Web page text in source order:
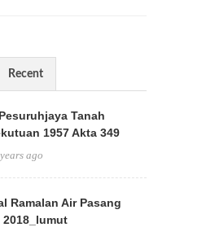
Recent
Tanah
1957 Akta 349
ago
Ramalan Air Pasang
2018_lumut